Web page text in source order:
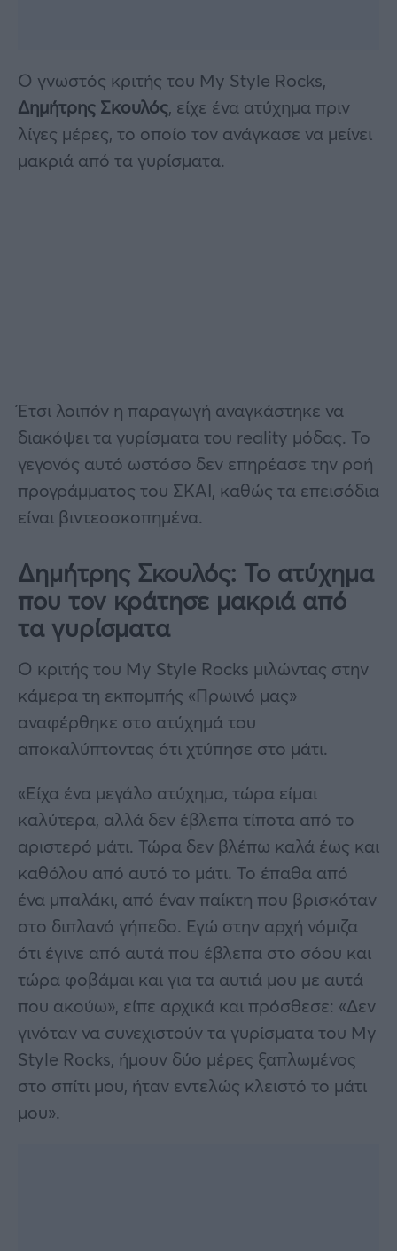
Ο γνωστός κριτής του My Style Rocks,
Δημήτρης Σκουλός, είχε ένα ατύχημα πριν
λίγες μέρες, το οποίο τον ανάγκασε να μείνει
μακριά από τα γυρίσματα.
Έτσι λοιπόν η παραγωγή αναγκάστηκε να
διακόψει τα γυρίσματα του reality μόδας. Το
γεγονός αυτό ωστόσο δεν επηρέασε την ροή
προγράμματος του ΣΚΑΙ, καθώς τα επεισόδια
είναι βιντεοσκοπημένα.
Δημήτρης Σκουλός: Το ατύχημα
που τον κράτησε μακριά από
τα γυρίσματα
Ο κριτής του My Style Rocks μιλώντας στην
κάμερα τη εκπομπής «Πρωινό μας»
αναφέρθηκε στο ατύχημά του
αποκαλύπτοντας ότι χτύπησε στο μάτι.
«Είχα ένα μεγάλο ατύχημα, τώρα είμαι
καλύτερα, αλλά δεν έβλεπα τίποτα από το
αριστερό μάτι. Τώρα δεν βλέπω καλά έως και
καθόλου από αυτό το μάτι. Το έπαθα από
ένα μπαλάκι, από έναν παίκτη που βρισκόταν
στο διπλανό γήπεδο. Εγώ στην αρχή νόμιζα
ότι έγινε από αυτά που έβλεπα στο σόου και
τώρα φοβάμαι και για τα αυτιά μου με αυτά
που ακούω», είπε αρχικά και πρόσθεσε: «Δεν
γινόταν να συνεχιστούν τα γυρίσματα του My
Style Rocks, ήμουν δύο μέρες ξαπλωμένος
στο σπίτι μου, ήταν εντελώς κλειστό το μάτι
μου».